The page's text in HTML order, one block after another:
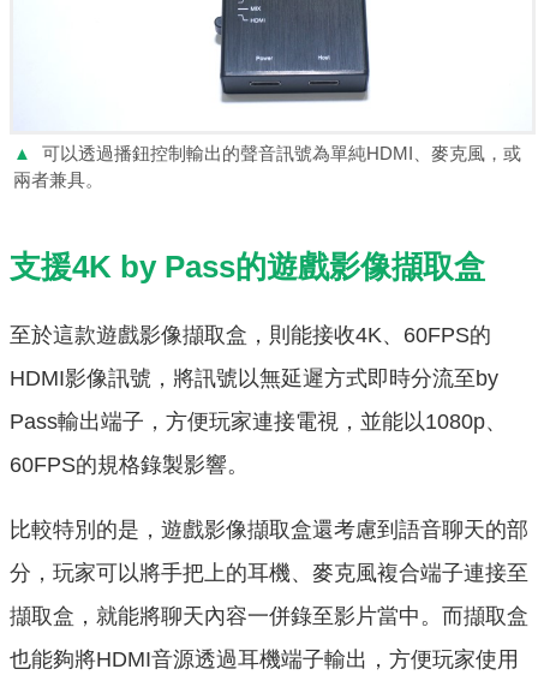
▲
可以透過播鈕控制輸出的聲音訊號為單純HDMI、麥克風，或
兩者兼具。
支援4K by Pass的遊戲影像擷取盒
至於這款遊戲影像擷取盒，則能接收4K、60FPS的
HDMI影像訊號，將訊號以無延遲方式即時分流至by
Pass輸出端子，方便玩家連接電視，並能以1080p、
60FPS的規格錄製影響。
比較特別的是，遊戲影像擷取盒還考慮到語音聊天的部
分，玩家可以將手把上的耳機、麥克風複合端子連接至
擷取盒，就能將聊天內容一併錄至影片當中。而擷取盒
也能夠將HDMI音源透過耳機端子輸出，方便玩家使用